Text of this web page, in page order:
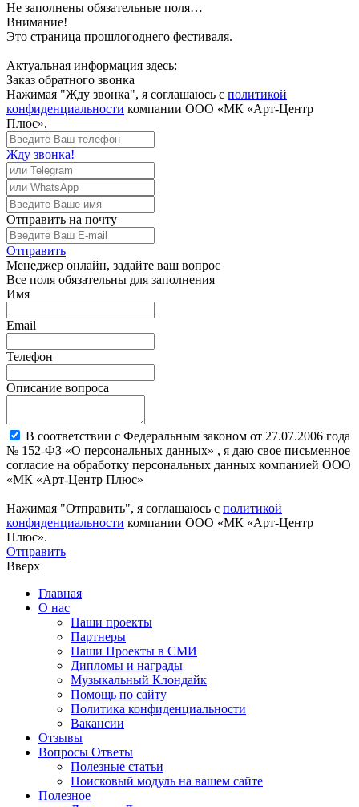
Не заполнены обязательные поля…
Внимание!
Это страница прошлогоднего фестиваля.
Актуальная информация здесь:
Заказ обратного звонка
Нажимая "Жду звонка", я соглашаюсь с политикой
конфиденциальности компании ООО «МК «Арт-Центр
Плюс».
Жду звонка!
Отправить на почту
Отправить
Менеджер онлайн, задайте ваш вопрос
Все поля обязательны для заполнения
Имя
Email
Телефон
Описание вопроса
В соответствии с Федеральным законом от 27.07.2006 года
№ 152-ФЗ «О персональных данных» , я даю свое письменное
согласие на обработку персональных данных компанией ООО
«МК «Арт-Центр Плюс»
Нажимая "Отправить", я соглашаюсь с политикой
конфиденциальности компании ООО «МК «Арт-Центр
Плюс».
Отправить
Вверх
Главная
О нас
Наши проекты
Партнеры
Наши Проекты в СМИ
Дипломы и награды
Музыкальный Клондайк
Помощь по сайту
Политика конфиденциальности
Вакансии
Отзывы
Вопросы Ответы
Полезные статьи
Поисковый модуль на вашем сайте
Полезное